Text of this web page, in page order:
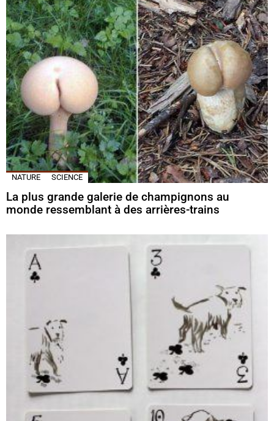
NATURE SCIENCE
La plus grande galerie de champignons au
monde ressemblant à des arrières-trains